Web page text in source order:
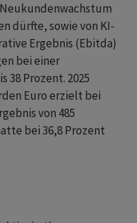
dürfte, sowie von KI-
Ergebnis (Ebitda)
bei einer
38 Prozent. 2025
Euro erzielt bei
von 485
bei 36,8 Prozent